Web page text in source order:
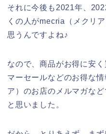
それに今後も2021年、
くの人がmecria（メクリ
思うんですよね♪
なので、商品がお得に安
マーセールなどのお得な
ア）のお店のメルマガな
と思いました。